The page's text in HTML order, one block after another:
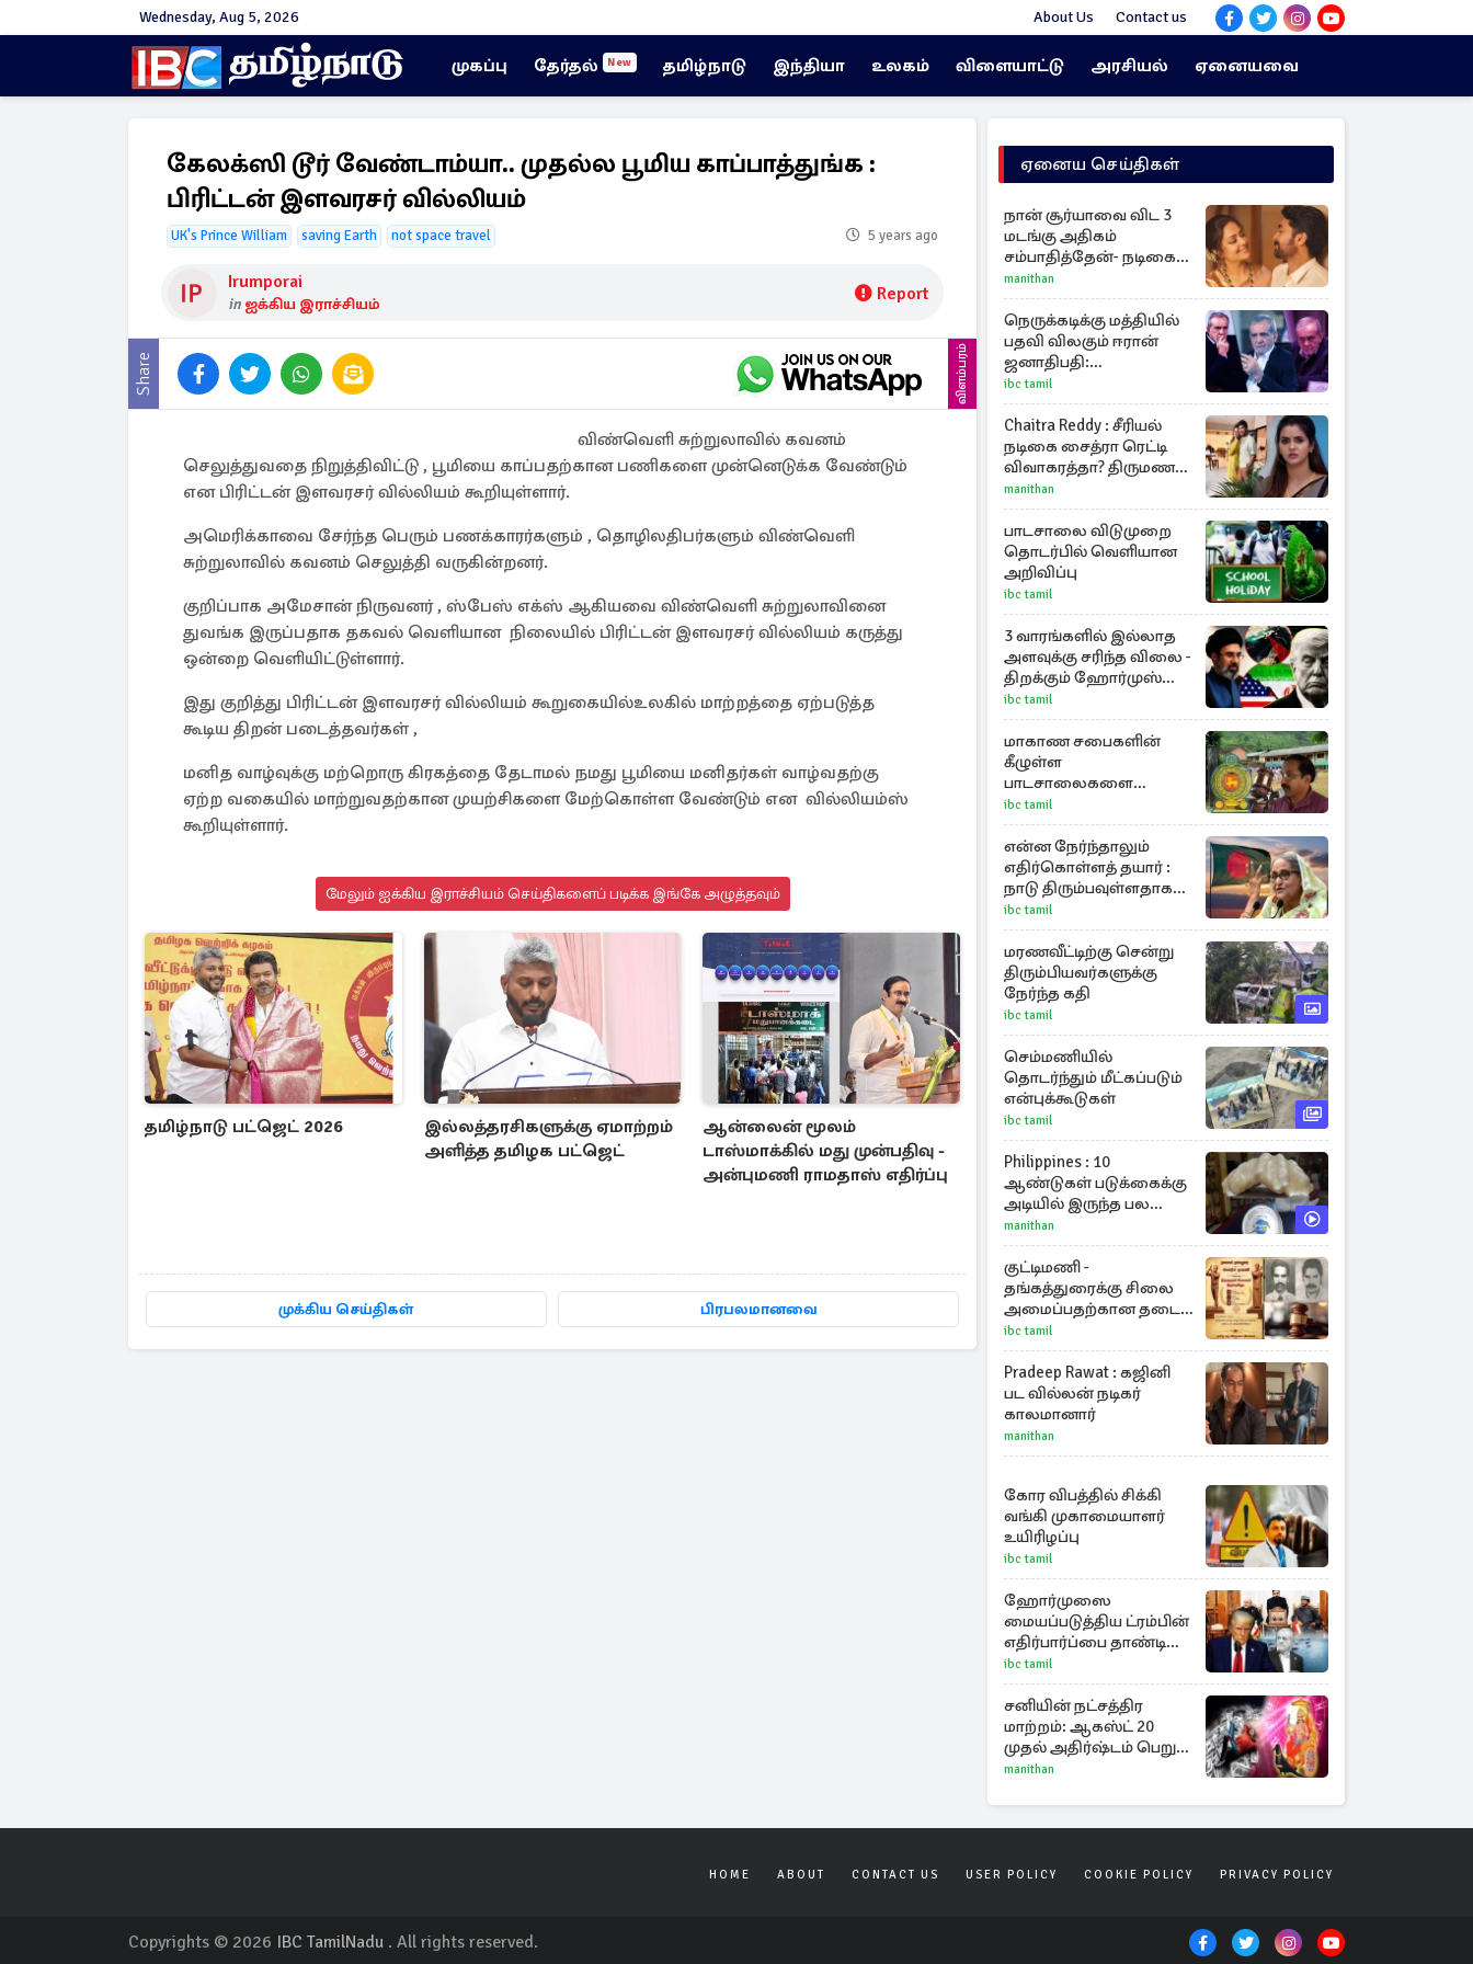
Wednesday, Aug 5, 2026 About Us Contact us
முகப்பு தேர்தல் New தமிழ்நாடு இந்தியா உலகம் விளையாட்டு அரசியல் ஏனையவை
கேலக்ஸி டூர் வேண்டாம்யா.. முதல்ல பூமிய காப்பாத்துங்க :
பிரிட்டன் இளவரசர் வில்லியம்
UK's Prince William saving Earth not space travel 5 years ago
Irumporai
in ஐக்கிய இராச்சியம் Report
Share விளம்பரம்
விண்வெளி சுற்றுலாவில் கவனம்
செலுத்துவதை நிறுத்திவிட்டு , பூமியை காப்பதற்கான பணிகளை முன்னெடுக்க வேண்டும்
என பிரிட்டன் இளவரசர் வில்லியம் கூறியுள்ளார்.
அமெரிக்காவை சேர்ந்த பெரும் பணக்காரர்களும் , தொழிலதிபர்களும் விண்வெளி
சுற்றுலாவில் கவனம் செலுத்தி வருகின்றனர்.
குறிப்பாக அமேசான் நிருவனர் , ஸ்பேஸ் எக்ஸ் ஆகியவை விண்வெளி சுற்றுலாவினை
துவங்க இருப்பதாக தகவல் வெளியான நிலையில் பிரிட்டன் இளவரசர் வில்லியம் கருத்து
ஒன்றை வெளியிட்டுள்ளார்.
இது குறித்து பிரிட்டன் இளவரசர் வில்லியம் கூறுகையில்உலகில் மாற்றத்தை ஏற்படுத்த
கூடிய திறன் படைத்தவர்கள் ,
மனித வாழ்வுக்கு மற்றொரு கிரகத்தை தேடாமல் நமது பூமியை மனிதர்கள் வாழ்வதற்கு
ஏற்ற வகையில் மாற்றுவதற்கான முயற்சிகளை மேற்கொள்ள வேண்டும் என வில்லியம்ஸ்
கூறியுள்ளார்.
மேலும் ஐக்கிய இராச்சியம் செய்திகளைப் படிக்க இங்கே அழுத்தவும்
தமிழ்நாடு பட்ஜெட் 2026
இல்லத்தரசிகளுக்கு ஏமாற்றம்
அளித்த தமிழக பட்ஜெட்
ஆன்லைன் மூலம்
டாஸ்மாக்கில் மது முன்பதிவு -
அன்புமணி ராமதாஸ் எதிர்ப்பு
முக்கிய செய்திகள் பிரபலமானவை
ஏனைய செய்திகள்
நான் சூர்யாவை விட 3
மடங்கு அதிகம்
சம்பாதித்தேன்- நடிகை
ஜோதிகா
manithan
நெருக்கடிக்கு மத்தியில்
பதவி விலகும் ஈரான்
ஜனாதிபதி:
வெளியானது
சர்ச்சையின் உண்மை
நிலை
ibc tamil
Chaitra Reddy : சீரியல்
நடிகை சைத்ரா ரெட்டி
விவாகரத்தா? திருமண
புகைப்படங்களை நீக்கம்
manithan
பாடசாலை விடுமுறை
தொடர்பில் வெளியான
அறிவிப்பு
ibc tamil
3 வாரங்களில் இல்லாத
அளவுக்கு சரிந்த விலை -
திறக்கும் ஹோர்முஸ்
நீரிணை
ibc tamil
மாகாண சபைகளின்
கீழுள்ள
பாடசாலைகளை
கல்வியமைச்சு சுவீகரிக்க
சட்டமில்லை :
கிடைத்தது வெற்றி
ibc tamil
என்ன நேர்ந்தாலும்
எதிர்கொள்ளத் தயார் :
நாடு திரும்பவுள்ளதாக
ஷேக் ஹசீனா அறிவிப்பு
ibc tamil
மரணவீட்டிற்கு சென்று
திரும்பியவர்களுக்கு
நேர்ந்த கதி
ibc tamil
செம்மணியில்
தொடர்ந்தும் மீட்கப்படும்
என்புக்கூடுகள்
ibc tamil
Philippines : 10
ஆண்டுகள் படுக்கைக்கு
அடியில் இருந்த பல
கோடி மதிப்புள்ள அரிய
முத்து!
manithan
குட்டிமணி -
தங்கத்துரைக்கு சிலை
அமைப்பதற்கான தடை
நீக்கம்!
ibc tamil
Pradeep Rawat : கஜினி
பட வில்லன் நடிகர்
காலமானார்
manithan
கோர விபத்தில் சிக்கி
வங்கி முகாமையாளர்
உயிரிழப்பு
ibc tamil
ஹோர்முஸை
மையப்படுத்திய ட்ரம்பின்
எதிர்பார்ப்பை தாண்டி
ஈரான் - ஓமான் ஒப்பந்தம்!
ibc tamil
சனியின் நட்சத்திர
மாற்றம்: ஆகஸ்ட் 20
முதல் அதிர்ஷ்டம் பெறும்
ராசிகள்!
manithan
HOME ABOUT CONTACT US USER POLICY COOKIE POLICY PRIVACY POLICY
Copyrights © 2026 IBC TamilNadu . All rights reserved.